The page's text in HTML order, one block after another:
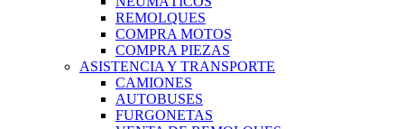
REMOLQUES
COMPRA MOTOS
COMPRA PIEZAS
ASISTENCIA Y TRANSPORTE
CAMIONES
AUTOBUSES
FURGONETAS